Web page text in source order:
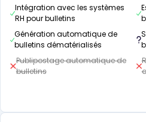
Intégration avec les systèmes
RH pour bulletins
Génération automatique de
bulletins dématérialisés
Publipostage automatique de
bulletins